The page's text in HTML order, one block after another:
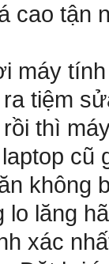
cao tận
máy
tiệm
thì
cũ
lo lăng
xác